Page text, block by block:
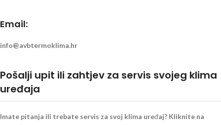
Email:
info@avbtermoklima.hr
Pošalji upit ili zahtjev za servis svojeg klima
uređaja
Imate pitanja ili trebate servis za svoj klima uređaj? Kliknite na